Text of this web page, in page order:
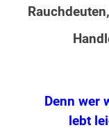
Denn wer
lebt